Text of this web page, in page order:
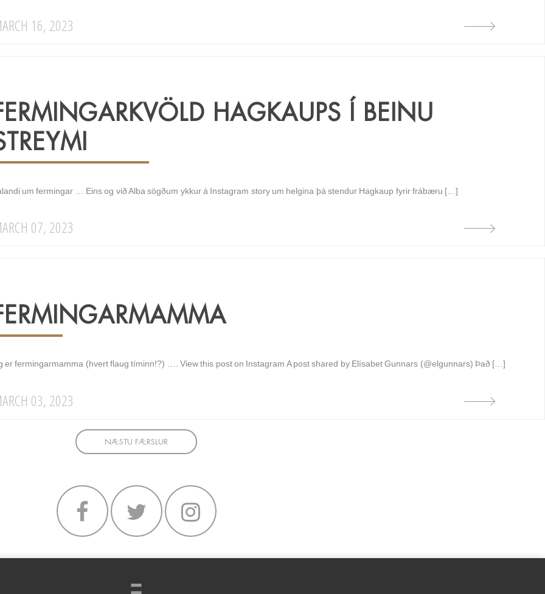
16, 2023
HAGKAUPS Í BEINU
um fermingar … Eins og við Alba sögðum ykkur á Instagram story um helgina þá stendur Hagkaup fyrir frábæru […]
07, 2023
er fermingarmamma (hvert flaug tíminn!?) …. View this post on Instagram A post shared by Elísabet Gunnars (@elgunnars) Það […]
03, 2023
NÆSTU FÆRSLUR